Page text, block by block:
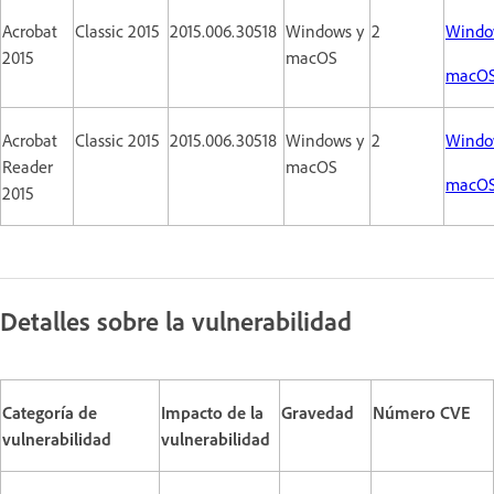
Acrobat
2015
Classic 2015 2015.006.30518 Windows y
macOS
2
Acrobat
Reader
2015
Classic 2015 2015.006.30518 Windows y
macOS
2
Detalles sobre la vulnerabilidad
Categoría de
vulnerabilidad
Impacto de la
vulnerabilidad
Gravedad Número CVE